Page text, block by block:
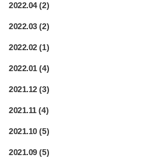
2022.04(2)
2022.03(2)
2022.02(1)
2022.01(4)
2021.12(3)
2021.11(4)
2021.10(5)
2021.09(5)